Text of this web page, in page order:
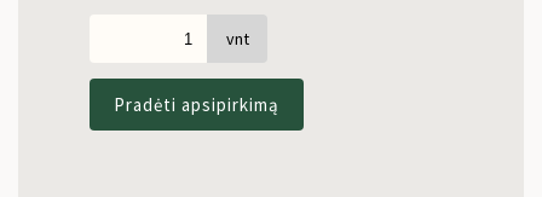
vnt
Pradėti apsipirkimą